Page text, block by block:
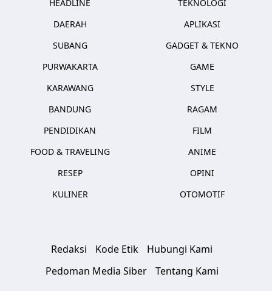
HEADLINE
DAERAH
SUBANG
PURWAKARTA
KARAWANG
BANDUNG
PENDIDIKAN
FOOD & TRAVELING
RESEP
KULINER
TEKNOLOGI
APLIKASI
GADGET & TEKNO
GAME
STYLE
RAGAM
FILM
ANIME
OPINI
OTOMOTIF
Redaksi Kode Etik
Hubungi Kami
Pedoman Media Siber
Tentang Kami